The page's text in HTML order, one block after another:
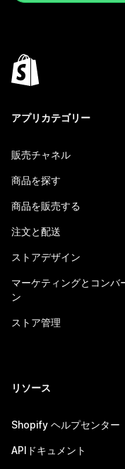
アプリカテゴリー
販売チャネル
商品を探す
商品を販売する
注文と配送
ストアデザイン
マーケティングとコンバ
ン
ストア管理
リソース
Shopify ヘルプセンター
APIドキュメント